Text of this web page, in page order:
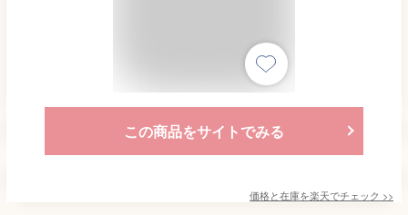
この商品をサイトでみる
価格と在庫を楽天でチェック >>